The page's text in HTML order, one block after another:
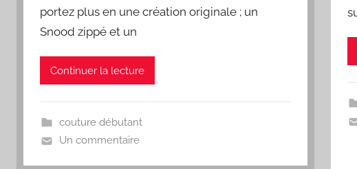
portez plus en une création originale ; un
Snood zippé et un
Continuer la lecture
couture débutant
Un commentaire